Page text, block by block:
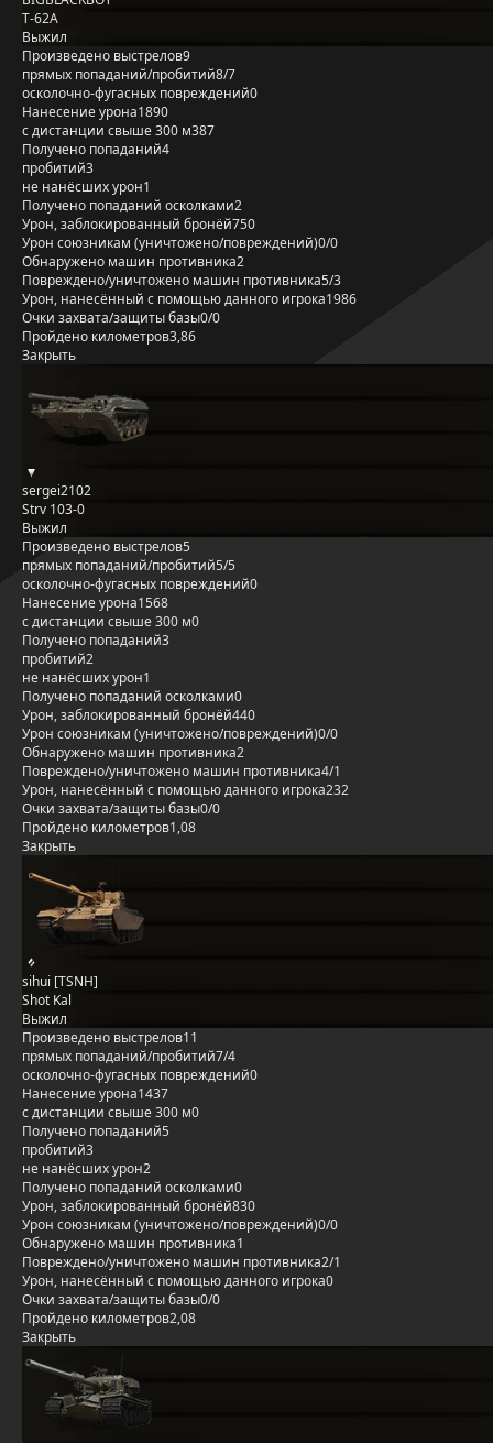
Т-62А
Выжил
Произведено выстрелов9
прямых попаданий/пробитий8/7
осколочно-фугасных повреждений0
Нанесение урона1890
с дистанции свыше 300 м387
Получено попаданий4
пробитий3
не нанёсших урон1
Получено попаданий осколками2
Урон, заблокированный бронёй750
Урон союзникам (уничтожено/повреждений)0/0
Обнаружено машин противника2
Повреждено/уничтожено машин противника5/3
Урон, нанесённый с помощью данного игрока1986
Очки захвата/защиты базы0/0
Пройдено километров3,86
Закрыть
sergei2102
Strv 103-0
Выжил
Произведено выстрелов5
прямых попаданий/пробитий5/5
осколочно-фугасных повреждений0
Нанесение урона1568
с дистанции свыше 300 м0
Получено попаданий3
пробитий2
не нанёсших урон1
Получено попаданий осколками0
Урон, заблокированный бронёй440
Урон союзникам (уничтожено/повреждений)0/0
Обнаружено машин противника2
Повреждено/уничтожено машин противника4/1
Урон, нанесённый с помощью данного игрока232
Очки захвата/защиты базы0/0
Пройдено километров1,08
Закрыть
sihui [TSNH]
Shot Kal
Выжил
Произведено выстрелов11
прямых попаданий/пробитий7/4
осколочно-фугасных повреждений0
Нанесение урона1437
с дистанции свыше 300 м0
Получено попаданий5
пробитий3
не нанёсших урон2
Получено попаданий осколками0
Урон, заблокированный бронёй830
Урон союзникам (уничтожено/повреждений)0/0
Обнаружено машин противника1
Повреждено/уничтожено машин противника2/1
Урон, нанесённый с помощью данного игрока0
Очки захвата/защиты базы0/0
Пройдено километров2,08
Закрыть